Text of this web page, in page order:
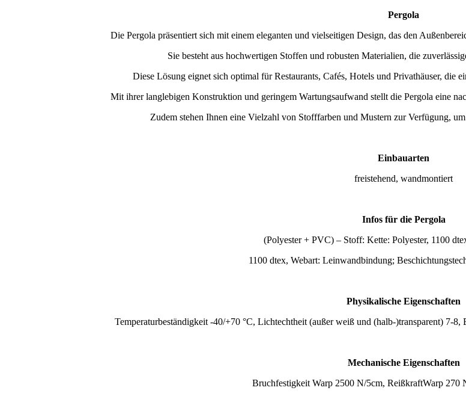
Pergola
Die Pergola präsentiert sich mit einem eleganten und vielseitigen Design, das den
Sie besteht aus hochwertigen Stoffen und robusten Materialien, die
Diese Lösung eignet sich optimal für Restaurants, Cafés, Hotels und Privathäuser, die
Mit ihrer langlebigen Konstruktion und geringem Wartungsaufwand stellt die Pergola eine
Zudem stehen Ihnen eine Vielzahl von Stofffarben und Mustern zur Verfügung,
Einbauarten
freistehend, wandmontiert
Infos für die Pergola
(Polyester + PVC) – Stoff: Kette: Polyester, 1100
1100 dtex, Webart: Leinwandbindung;
Physikalische Eigenschaften
Temperaturbeständigkeit -40/+70 °C, Lichtechtheit (außer weiß und (halb-)transparent) 7-
Mechanische Eigenschaften
Bruchfestigkeit Warp 2500 N/5cm, ReißkraftWarp 270